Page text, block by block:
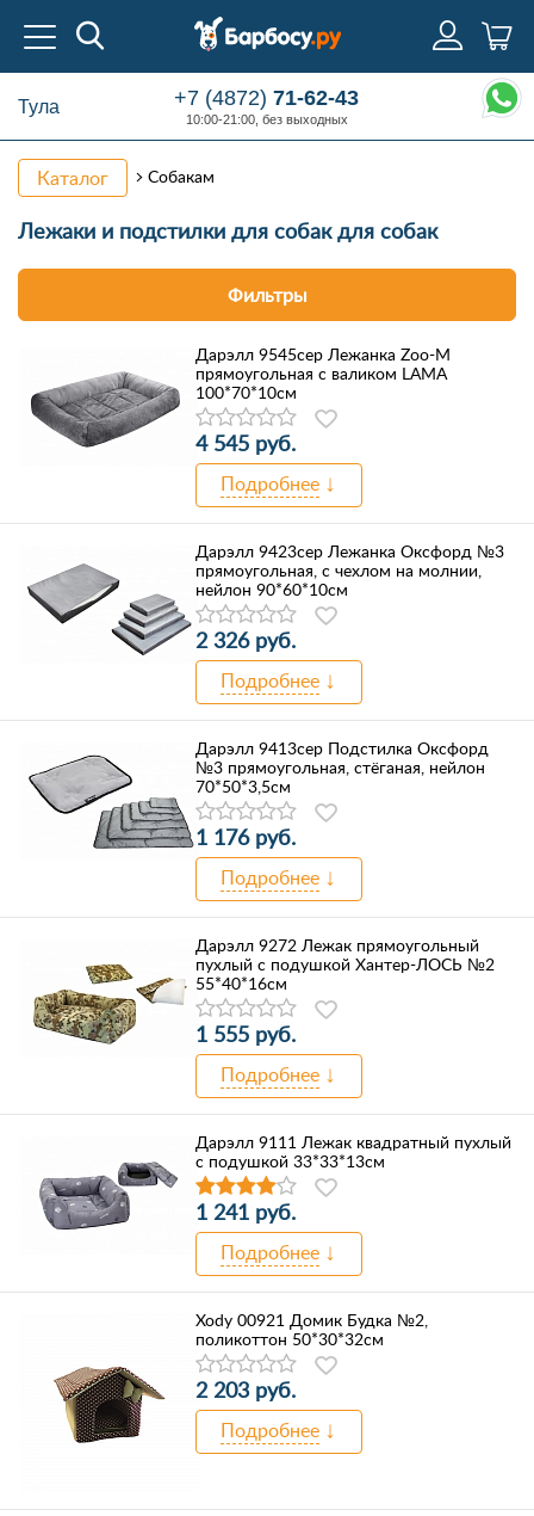
Тула +7 (4872)71-62-43
10:00-21:00, без выходных
Каталог Собакам
Лежаки и подстилки для собак для собак
Фильтры
Дарэлл 9545сер Лежанка Zоо-М
прямоугольная с валиком LAMA
100*70*10см
4 545 руб.
Подробнее
Дарэлл 9423сер Лежанка Оксфорд №3
прямоугольная, с чехлом на молнии,
нейлон 90*60*10см
2 326 руб.
Подробнее
Дарэлл 9413сер Подстилка Оксфорд
№3 прямоугольная, стёганая, нейлон
70*50*3,5см
1 176 руб.
Подробнее
Дарэлл 9272 Лежак прямоугольный
пухлый с подушкой Хантер-ЛОСЬ №2
55*40*16см
1 555 руб.
Подробнее
Дарэлл 9111 Лежак квадратный пухлый
с подушкой 33*33*13см
1 241 руб.
Подробнее
Xody 00921 Домик Будка №2,
поликоттон 50*30*32см
2 203 руб.
Подробнее